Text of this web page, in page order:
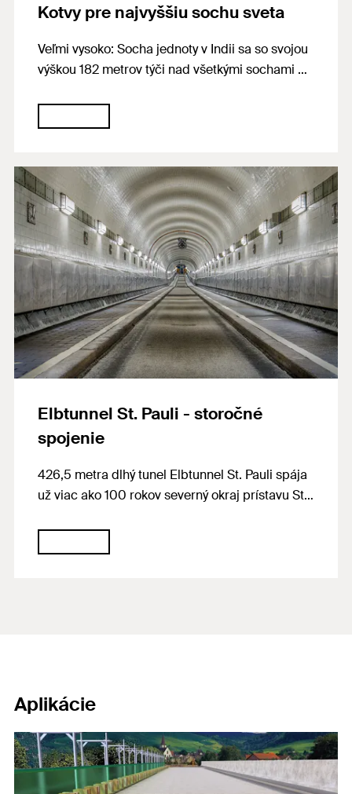
Kotvy pre najvyššiu sochu sveta
Veľmi vysoko: Socha jednoty v Indii sa so svojou
výškou 182 metrov týči nad všetkými sochami na
môžu pozerať doďaleka cez otvory v úrovni
hrudníka sochy. Systém FIS EM Plus zabodoval
použiteľnosťou v oblastiach ohrozených
zemetrasením a dodáva tomuto "kolosu" pevnú
oporu
Elbtunnel St. Pauli - storočné
spojenie
426,5 metra dlhý tunel Elbtunnel St. Pauli spája
už viac ako 100 rokov severný okraj prístavu St.
Steinwerder.
Aplikácie